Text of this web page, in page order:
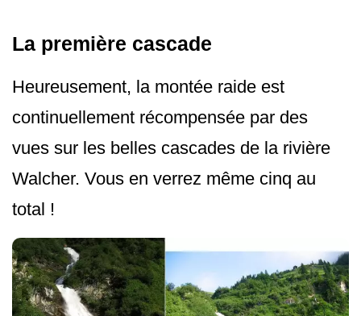
La première cascade
Heureusement, la montée raide est
continuellement récompensée par des
vues sur les belles cascades de la rivière
Walcher. Vous en verrez même cinq au
total !